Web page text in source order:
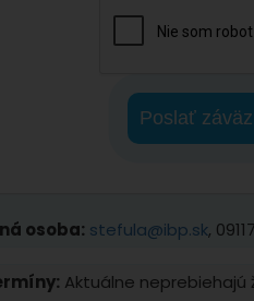
Poslať
osoba: stefula@ibp.sk,
Aktuálne neprebiehajú